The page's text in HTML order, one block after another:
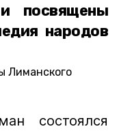
посвящены
народов
Лиманского
состоялся